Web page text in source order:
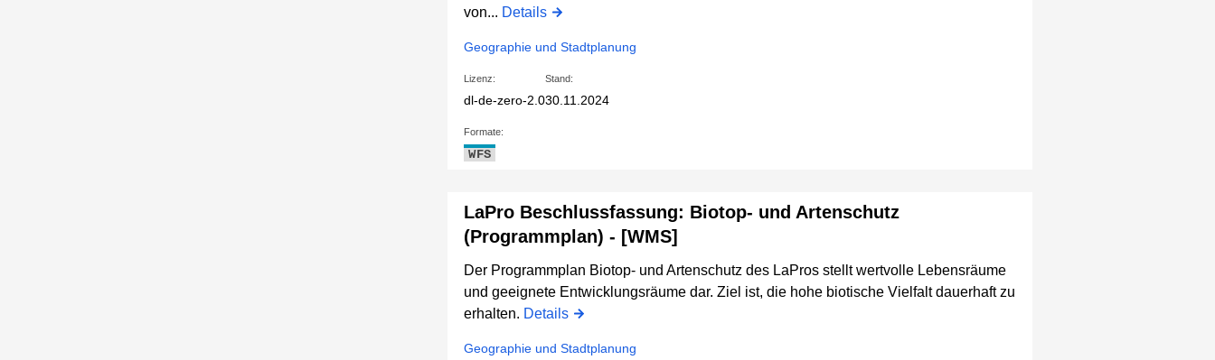
von... Details
Geographie und Stadtplanung
Lizenz:
dl-de-zero-2.0
Stand:
30.11.2024
Formate:
WFS
LaPro Beschlussfassung: Biotop- und Artenschutz
(Programmplan) - [WMS]
Der Programmplan Biotop- und Artenschutz des LaPros stellt wertvolle Lebensräume
und geeignete Entwicklungsräume dar. Ziel ist, die hohe biotische Vielfalt dauerhaft zu
erhalten. Details
Geographie und Stadtplanung